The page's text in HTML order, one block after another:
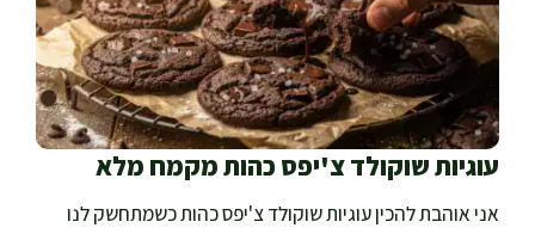
עוגיות שוקולד צ'יפס כהות מקמח מלא
אני אוהבת להכין עוגיות שוקולד צ'יפס כהות כשמתחשק לנו